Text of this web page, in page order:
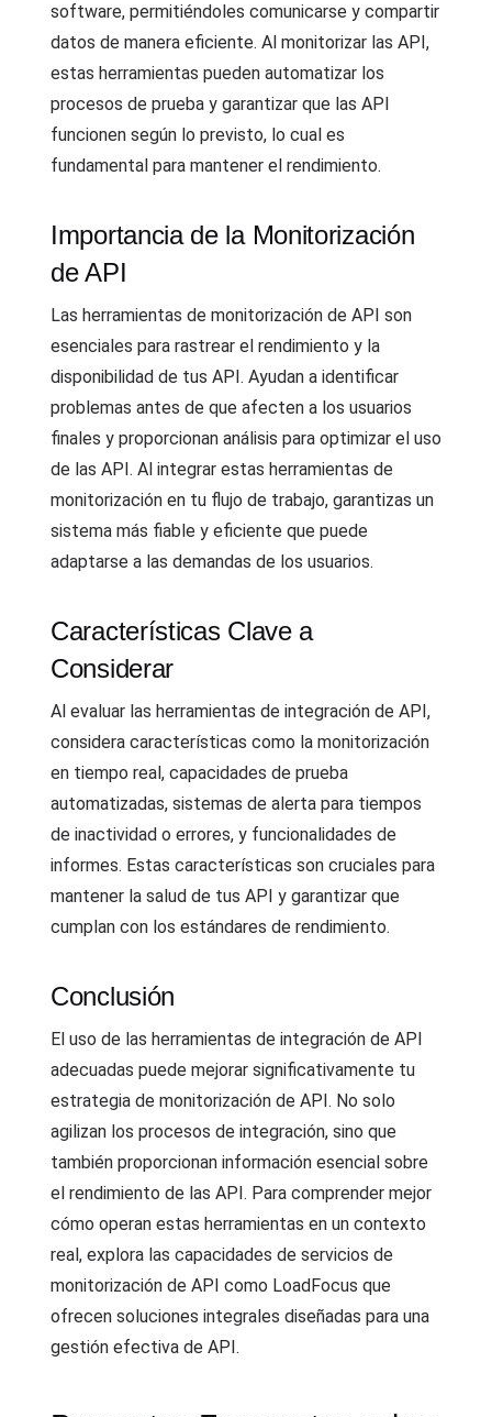
software, permitiéndoles comunicarse y compartir
datos de manera eficiente. Al monitorizar las API,
estas herramientas pueden automatizar los
procesos de prueba y garantizar que las API
funcionen según lo previsto, lo cual es
fundamental para mantener el rendimiento.
Importancia de la Monitorización
de API
Las herramientas de monitorización de API son
esenciales para rastrear el rendimiento y la
disponibilidad de tus API. Ayudan a identificar
problemas antes de que afecten a los usuarios
finales y proporcionan análisis para optimizar el uso
de las API. Al integrar estas herramientas de
monitorización en tu flujo de trabajo, garantizas un
sistema más fiable y eficiente que puede
adaptarse a las demandas de los usuarios.
Características Clave a
Considerar
Al evaluar las herramientas de integración de API,
considera características como la monitorización
en tiempo real, capacidades de prueba
automatizadas, sistemas de alerta para tiempos
de inactividad o errores, y funcionalidades de
informes. Estas características son cruciales para
mantener la salud de tus API y garantizar que
cumplan con los estándares de rendimiento.
Conclusión
El uso de las herramientas de integración de API
adecuadas puede mejorar significativamente tu
estrategia de monitorización de API. No solo
agilizan los procesos de integración, sino que
también proporcionan información esencial sobre
el rendimiento de las API. Para comprender mejor
cómo operan estas herramientas en un contexto
real, explora las capacidades de servicios de
monitorización de API como LoadFocus que
ofrecen soluciones integrales diseñadas para una
gestión efectiva de API.